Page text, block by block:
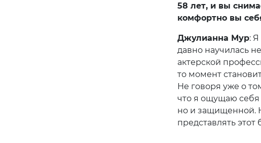
58 лет, и вы
комфортно вы
Джулианна Мур: Я
давно научилась
актерской
то момент
Не говоря уже о
что я ощущаю себя
но и защищенной.
представлять